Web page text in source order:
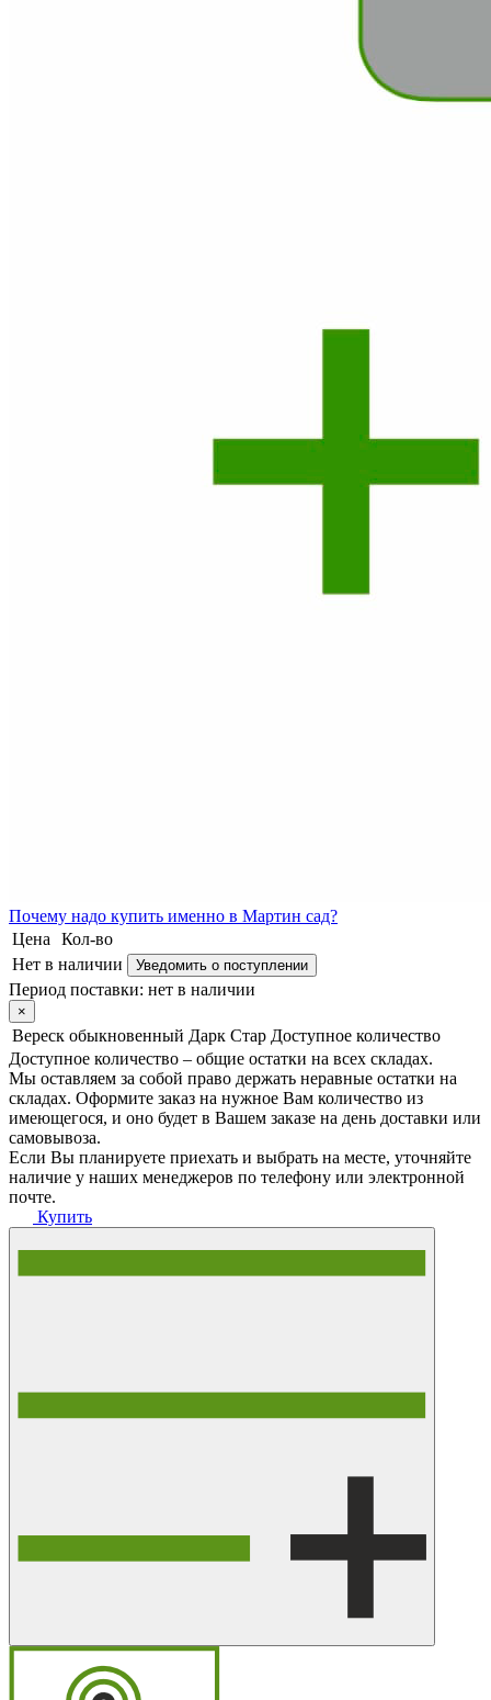
Почему надо купить именно в Мартин сад?
Цена
Кол-во
Нет в наличии
Уведомить о поступлении
Период поставки: нет в наличии
×
Вереск обыкновенный Дарк Стар Доступное количество
Доступное количество – общие остатки на всех складах.
Мы оставляем за собой право держать неравные остатки на
складах. Оформите заказ на нужное Вам количество из
имеющегося, и оно будет в Вашем заказе на день доставки или
самовывоза.
Если Вы планируете приехать и выбрать на месте, уточняйте
наличие у наших менеджеров по телефону или электронной
почте.
Купить